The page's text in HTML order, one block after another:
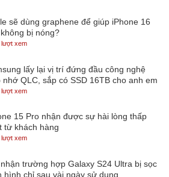
là “chiếc máy trạm dẻo dai nhất thế
lạ khi cỗ máy này được trang bị
và có khả năng nâng cấp phần
Fury G7 gia nhập hàng ngũ máy
cao của Hewlett-Packard.
Fury 17 G7 là một cỗ máy trạm cao
Workstation này được trang bị
năng khá mạnh mẽ. ZBook Fury
sẽ dùng graphene để giúp iPhone 16
bị nóng?
lượt xem
lấy lại vị trí đứng đầu công nghệ
nhớ QLC, sắp có SSD 16TB cho anh em
lượt xem
15 Pro nhận được sự hài lòng thấp
từ khách hàng
lượt xem
trường hợp Galaxy S24 Ultra bị sọc
hình chỉ sau vài ngày sử dụng